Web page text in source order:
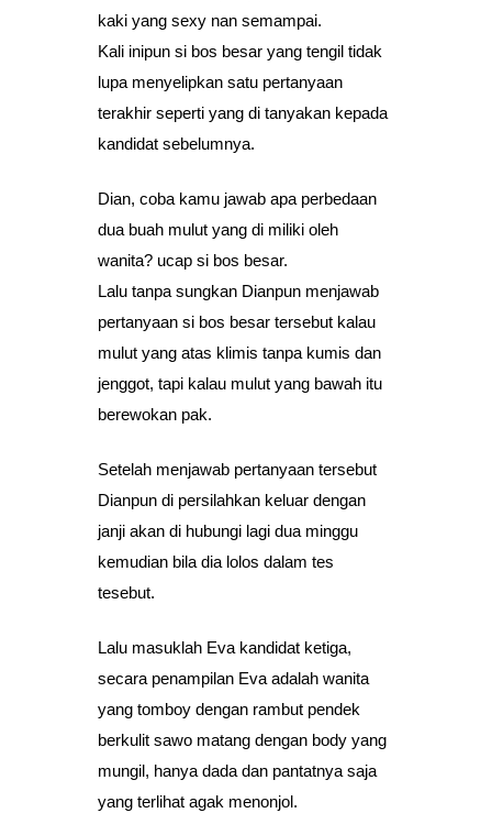
kaki yang sexy nan semampai.
Kali inipun si bos besar yang tengil tidak
lupa menyelipkan satu pertanyaan
terakhir seperti yang di tanyakan kepada
kandidat sebelumnya.
Dian, coba kamu jawab apa perbedaan
dua buah mulut yang di miliki oleh
wanita? ucap si bos besar.
Lalu tanpa sungkan Dianpun menjawab
pertanyaan si bos besar tersebut kalau
mulut yang atas klimis tanpa kumis dan
jenggot, tapi kalau mulut yang bawah itu
berewokan pak.
Setelah menjawab pertanyaan tersebut
Dianpun di persilahkan keluar dengan
janji akan di hubungi lagi dua minggu
kemudian bila dia lolos dalam tes
tesebut.
Lalu masuklah Eva kandidat ketiga,
secara penampilan Eva adalah wanita
yang tomboy dengan rambut pendek
berkulit sawo matang dengan body yang
mungil, hanya dada dan pantatnya saja
yang terlihat agak menonjol.